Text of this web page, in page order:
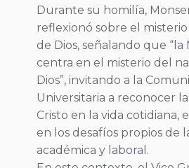
Durante su homilía,
reflexionó sobre el
de Dios, señalando que “la
centra en el misterio del
Dios”, invitando a la
Universitaria a reconocer
Cristo en la vida cotidiana,
en los desafíos propios de
académica y laboral.